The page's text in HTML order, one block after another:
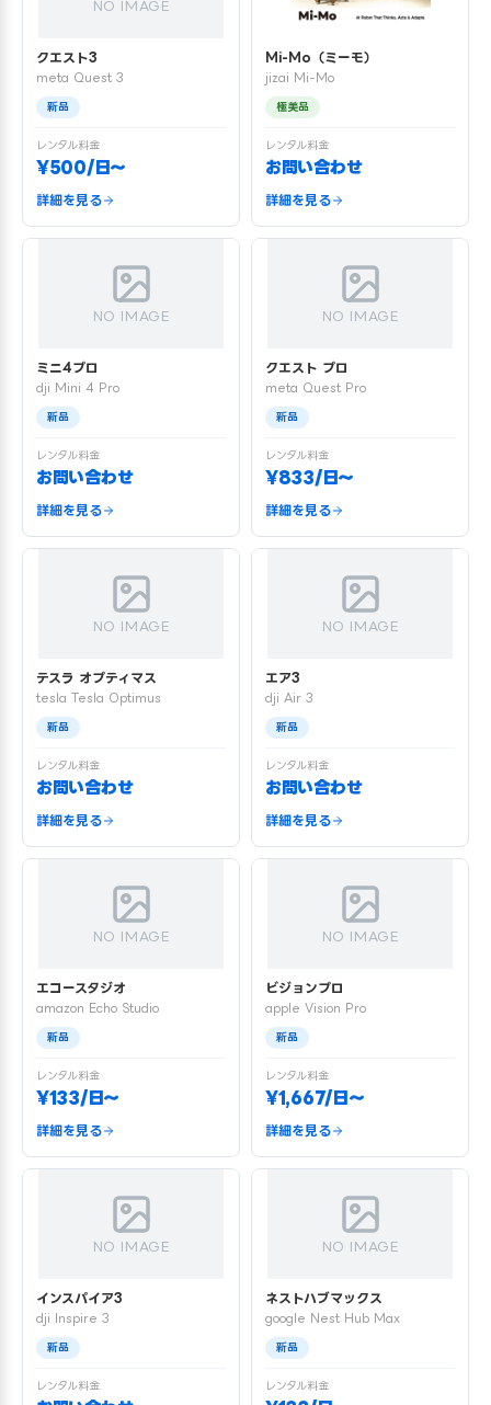
NO IMAGE
クエスト3
meta Quest 3
新品
レンタル料金
¥500/日〜
詳細を見る
Mi-Mo（ミーモ）
jizai Mi-Mo
極美品
レンタル料金
お問い合わせ
詳細を見る
NO IMAGE
ミニ4プロ
dji Mini 4 Pro
新品
レンタル料金
お問い合わせ
詳細を見る
NO IMAGE
クエスト プロ
meta Quest Pro
新品
レンタル料金
¥833/日〜
詳細を見る
NO IMAGE
テスラ オプティマス
tesla Tesla Optimus
新品
レンタル料金
お問い合わせ
詳細を見る
NO IMAGE
エア3
dji Air 3
新品
レンタル料金
お問い合わせ
詳細を見る
NO IMAGE
エコースタジオ
amazon Echo Studio
新品
レンタル料金
¥133/日〜
詳細を見る
NO IMAGE
ビジョンプロ
apple Vision Pro
新品
レンタル料金
¥1,667/日〜
詳細を見る
NO IMAGE
インスパイア3
dji Inspire 3
新品
レンタル料金
NO IMAGE
ネストハブマックス
google Nest Hub Max
新品
レンタル料金